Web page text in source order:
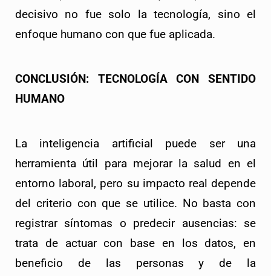
decisivo no fue solo la tecnología, sino el
enfoque humano con que fue aplicada.
CONCLUSIÓN: TECNOLOGÍA CON SENTIDO
HUMANO
La inteligencia artificial puede ser una
herramienta útil para mejorar la salud en el
entorno laboral, pero su impacto real depende
del criterio con que se utilice. No basta con
registrar síntomas o predecir ausencias: se
trata de actuar con base en los datos, en
beneficio de las personas y de la